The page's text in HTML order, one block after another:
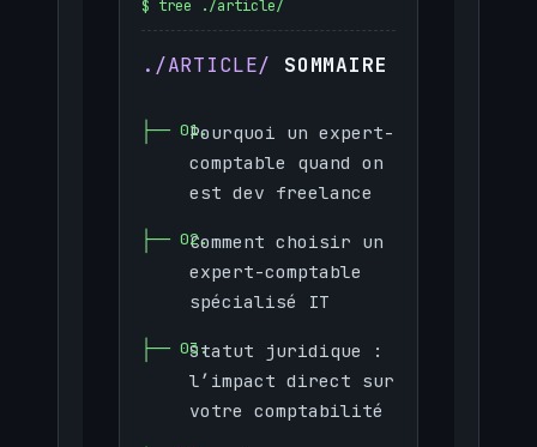
SOMMAIRE
Pourquoi un expert-
comptable quand on
est dev freelance
Comment choisir un
expert-comptable
spécialisé IT
Statut juridique :
l’impact direct sur
votre comptabilité